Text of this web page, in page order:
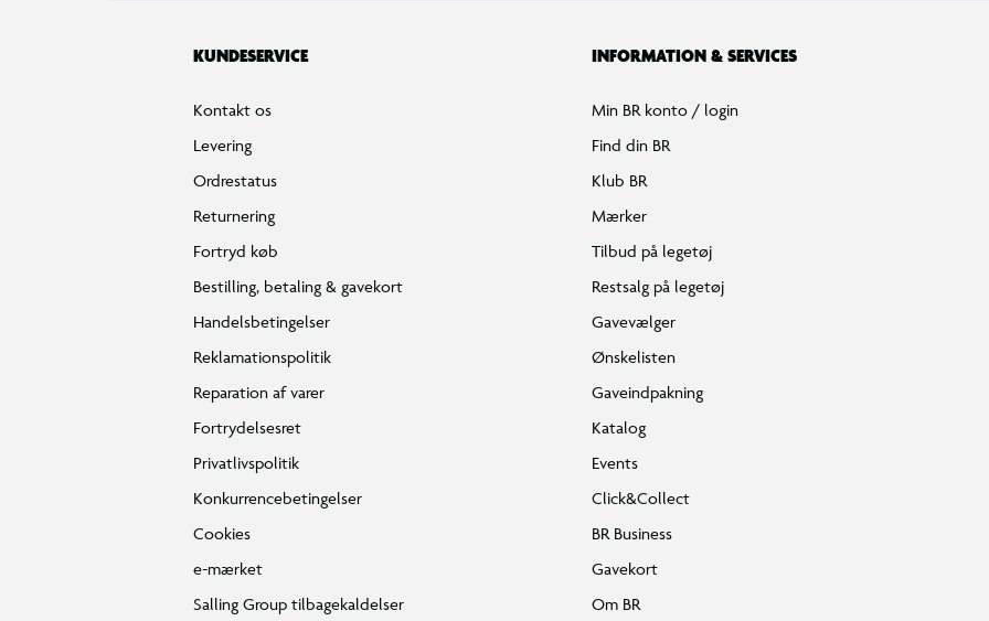
KUNDESERVICE
Kontakt os
Levering
Ordrestatus
Returnering
Fortryd køb
Bestilling, betaling & gavekort
Handelsbetingelser
Reklamationspolitik
Reparation af varer
Fortrydelsesret
Privatlivspolitik
Konkurrencebetingelser
Cookies
e-mærket
Salling Group tilbagekaldelser
INFORMATION & SERVICES
Min BR konto / login
Find din BR
Klub BR
Mærker
Tilbud på legetøj
Restsalg på legetøj
Gavevælger
Ønskelisten
Gaveindpakning
Katalog
Events
Click&Collect
BR Business
Gavekort
Om BR